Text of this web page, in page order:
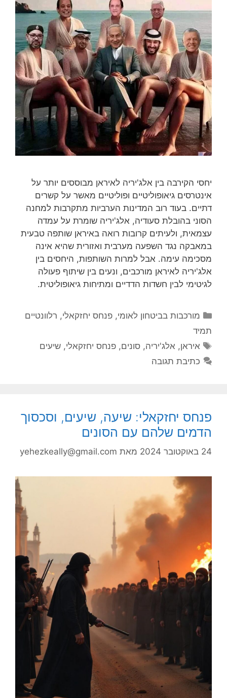
יחסי הקירבה בין אלג'יריה לאיראן מבוססים יותר על
אינטרסים גיאופוליטיים ופוליטיים מאשר על קשרים
דתיים. בעוד רוב המדינות הערביות מתקרבות למחנה
הסוני בהובלת סעודיה, אלג'יריה שומרת על עמדה
עצמאית, ולעיתים קרובות רואה באיראן שותפה טבעית
במאבקה נגד השפעה מערבית ואזורית שהיא אינה
מסכימה עימה. אבל למרות השותפות, היחסים בין
אלג'יריה לאיראן מורכבים, ונעים בין שיתוף פעולה
לגיטימי לבין חשדות הדדיים ומתיחות גיאופוליטית.
קטגוריות
מורכבות בביטחון לאומי,פנחס יחזקאלי, רלוונטיים
תמיד
תגיות
איראן, אלג'יריה,סונים,פנחס יחזקאלי,שיעים
כתיבת תגובה
פנחס יחזקאלי: שיעה, שיעים, וסכסוך
הדמים שלהם עם הסונים
24 באוקטובר 2024 מאת yehezkeally@gmail.com